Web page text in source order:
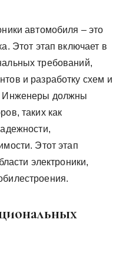
автомобиля – это
Этот этап включает в
требований,
и разработку схем и
Инженеры должны
таких как
Этот этап
электроники,